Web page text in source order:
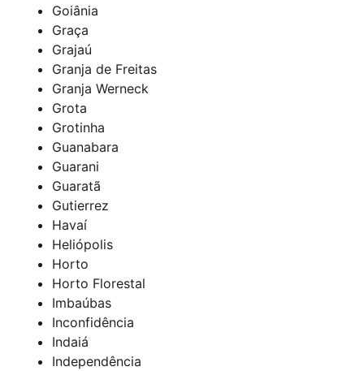
Goiânia
Graça
Grajaú
Granja de Freitas
Granja Werneck
Grota
Grotinha
Guanabara
Guarani
Guaratã
Gutierrez
Havaí
Heliópolis
Horto
Horto Florestal
Imbaúbas
Inconfidência
Indaiá
Independência